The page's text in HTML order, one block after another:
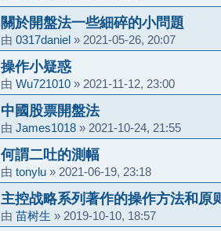
關於開盤法一些細碎的小問題
由 0317daniel » 2021-05-26, 20:07
操作小疑惑
由 Wu721010 » 2021-11-12, 23:00
中國股票開盤法
由 James1018 » 2021-10-24, 21:55
何謂二吐的測幅
由 tonylu » 2021-06-19, 23:18
主控战略系列著作的操作方法和原
由 苗树生 » 2019-10-10, 18:57